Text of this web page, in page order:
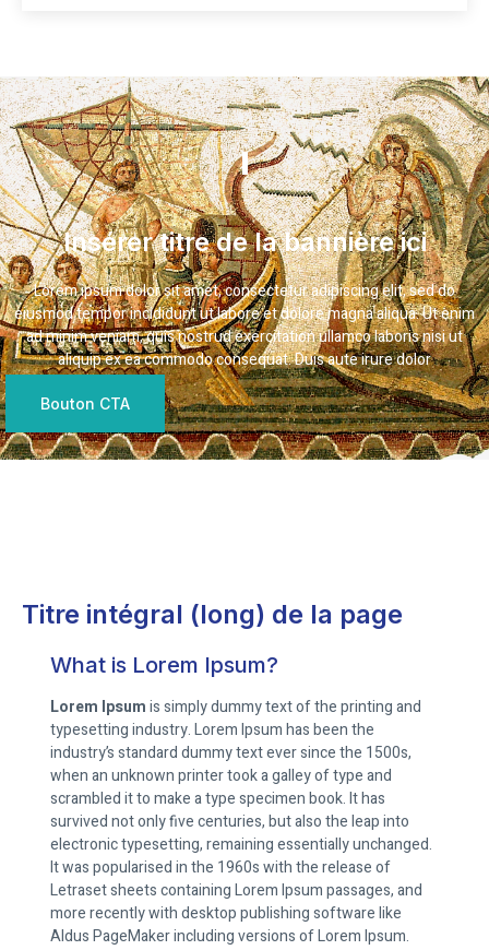
Insérer titre de la bannière ici
Lorem ipsum dolor sit amet, consectetur adipiscing elit, sed do
eiusmod tempor incididunt ut labore et dolore magna aliqua. Ut enim
ad minim veniam, quis nostrud exercitation ullamco laboris nisi ut
aliquip ex ea commodo consequat. Duis aute irure dolor
Bouton CTA
Titre intégral (long) de la page
What is Lorem Ipsum?
Lorem Ipsumis simply dummy text of the printing and
typesetting industry. Lorem Ipsum has been the
industry’s standard dummy text ever since the 1500s,
when an unknown printer took a galley of type and
scrambled it to make a type specimen book. It has
survived not only five centuries, but also the leap into
electronic typesetting, remaining essentially unchanged.
It was popularised in the 1960s with the release of
Letraset sheets containing Lorem Ipsum passages, and
more recently with desktop publishing software like
Aldus PageMaker including versions of Lorem Ipsum.